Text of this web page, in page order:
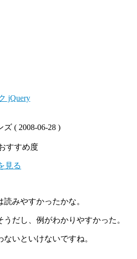
jQuery
( 2008-06-28 )
見る
みやすかったかな。
だし、例がわかりやすかった。
いといけないですね。